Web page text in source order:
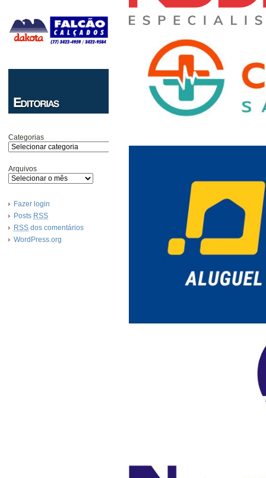
Categorias
Arquivos
Fazer login
Posts RSS
RSS dos comentários
WordPress.org